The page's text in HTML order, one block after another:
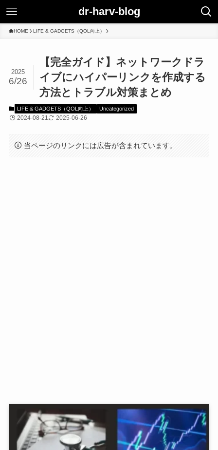
dr-harv-blog
HOME LIFE & GADGETS（QOL向上）
【完全ガイド】ネットワークドラ
イブにハイパーリンクを作成する
方法とトラブル対策まとめ
2025
6/26
LIFE & GADGETS（QOL向上） Uncategorized
2024-08-21 2025-06-26
当ページのリンクには広告が含まれています。